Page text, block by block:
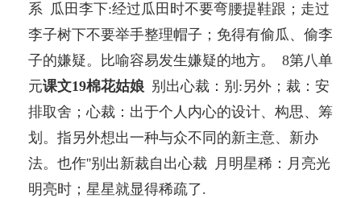
系 瓜田李下:经过瓜田时不要弯腰提鞋跟；走过
李子树下不要举手整理帽子；免得有偷瓜、偷李
子的嫌疑。比喻容易发生嫌疑的地方。 8第八单
元课文19棉花姑娘 别出心裁：别:另外；裁：安
排取舍；心裁：出于个人内心的设计、构思、筹
划。指另外想出一种与众不同的新主意、新办
法。也作''别出新裁自出心裁 月明星稀：月亮光
明亮时；星星就显得稀疏了.